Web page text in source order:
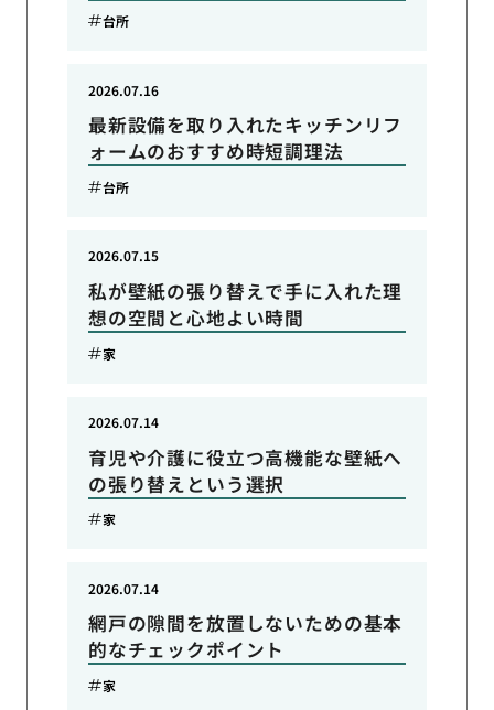
台所
最新設備を取り入れたキッチンリフ
ォームのおすすめ時短調理法
2026.07.16
台所
私が壁紙の張り替えで手に入れた理
想の空間と心地よい時間
2026.07.15
家
育児や介護に役立つ高機能な壁紙へ
の張り替えという選択
2026.07.14
家
網戸の隙間を放置しないための基本
的なチェックポイント
2026.07.14
家